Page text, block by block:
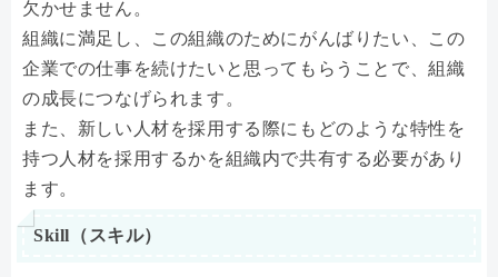
欠かせません。
組織に満足し、この組織のためにがんばりたい、この
企業での仕事を続けたいと思ってもらうことで、組織
の成長につなげられます。
また、新しい人材を採用する際にもどのような特性を
持つ人材を採用するかを組織内で共有する必要があり
ます。
Skill（スキル）